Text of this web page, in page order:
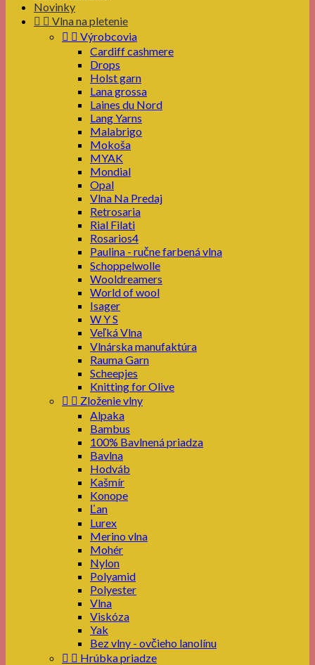
Novinky
  Vlna na pletenie
  Výrobcovia
Cardiff cashmere
Drops
Holst garn
Lana grossa
Laines du Nord
Lang Yarns
Malabrigo
Mokoša
MYAK
Mondial
Opal
Vlna Na Predaj
Retrosaria
Rial Filati
Rosarios4
Paulina - ručne farbená vlna
Schoppelwolle
Wooldreamers
World of wool
Isager
W Y S
Veľká Vlna
Vlnárska manufaktúra
Rauma Garn
Scheepjes
Knitting for Olive
  Zloženie vlny
Alpaka
Bambus
100% Bavlnená priadza
Bavlna
Hodváb
Kašmír
Konope
Ľan
Lurex
Merino vlna
Mohér
Nylon
Polyamid
Polyester
Vlna
Viskóza
Yak
Bez vlny - ovčieho lanolínu
  Hrúbka priadze